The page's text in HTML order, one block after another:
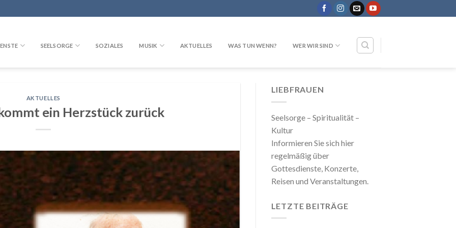
SEELSORGE SOZIALES MUSIK AKTUELLES WAS TUN WENN? WER WIR SIND
AKTUELLES
ein Herzstück zurück
LIEBFRAUEN
Seelsorge – Spiritualität –
Kultur
Informieren Sie sich hier
regelmäßig über
Gottesdienste, Konzerte,
Reisen und Veranstaltungen.
LETZTE BEITRÄGE